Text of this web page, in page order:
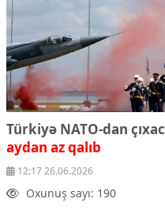
Türkiyə NATO-dan
aydan az qalıb
12:17 26.06.2026
Oxunuş sayı: 190